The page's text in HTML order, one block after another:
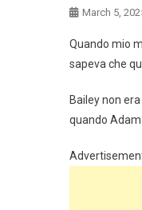
March 5,
Quando mio
sapeva che
Bailey non
quando